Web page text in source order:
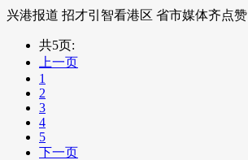
兴港报道 招才引智看港区 省市媒体齐点赞
共5页:
上一页
1
2
3
4
5
下一页